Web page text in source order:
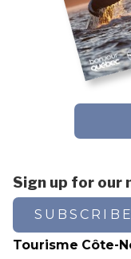
Sign up for our
SUBSCRIBE
Tourisme Côte-